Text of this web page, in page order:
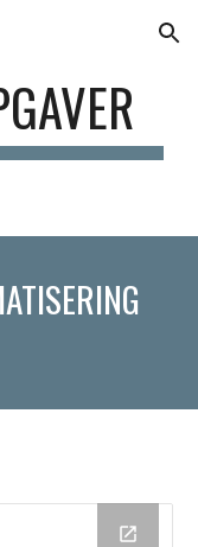
Skip to navigation